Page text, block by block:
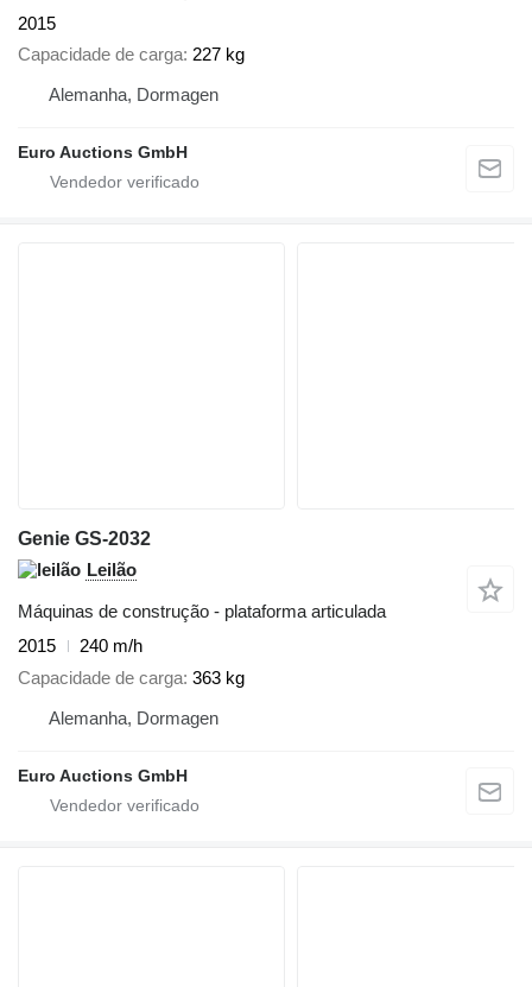
2015
Capacidade de carga 227 kg
Alemanha, Dormagen
Euro Auctions GmbH
Genie GS-2032
Leilão
Máquinas de construção - plataforma articulada
2015
240 m/h
Capacidade de carga 363 kg
Alemanha, Dormagen
Euro Auctions GmbH